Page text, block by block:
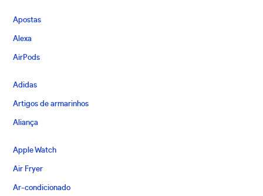
Apostas
Alexa
AirPods
Adidas
Artigos de armarinhos
Aliança
Apple Watch
Air Fryer
Ar-condicionado